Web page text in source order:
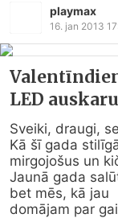
playmax
16. jan 2013
LED
Sveiki, draugi,
Kā šī gada
mirgojošus un
Jaunā gada
bet mēs, kā jau
domājam par